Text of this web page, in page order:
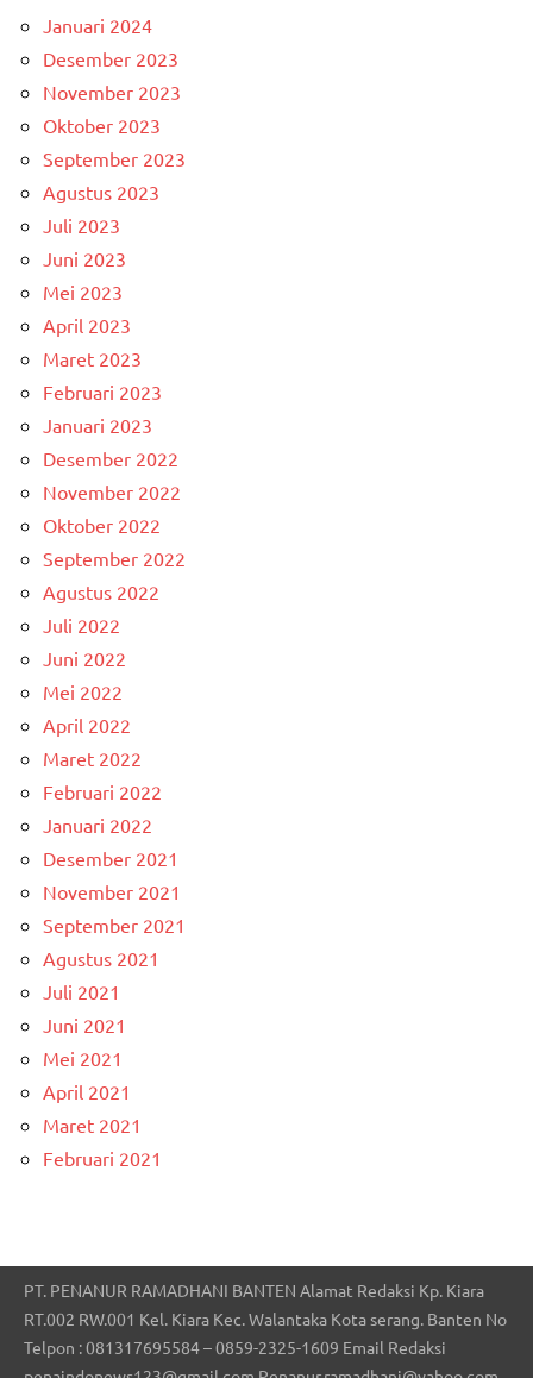
Januari 2024
Desember 2023
November 2023
Oktober 2023
September 2023
Agustus 2023
Juli 2023
Juni 2023
Mei 2023
April 2023
Maret 2023
Februari 2023
Januari 2023
Desember 2022
November 2022
Oktober 2022
September 2022
Agustus 2022
Juli 2022
Juni 2022
Mei 2022
April 2022
Maret 2022
Februari 2022
Januari 2022
Desember 2021
November 2021
September 2021
Agustus 2021
Juli 2021
Juni 2021
Mei 2021
April 2021
Maret 2021
Februari 2021
PT. PENANUR RAMADHANI BANTEN Alamat Redaksi Kp. Kiara
RT.002 RW.001 Kel. Kiara Kec. Walantaka Kota serang. Banten No
Telpon : 081317695584 – 0859-2325-1609 Email Redaksi